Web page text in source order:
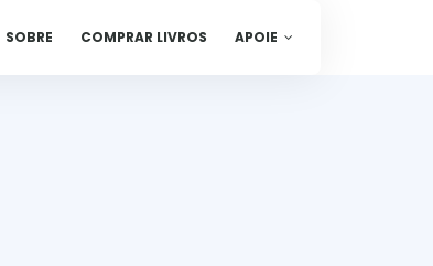
SOBRE COMPRAR LIVROS APOIE